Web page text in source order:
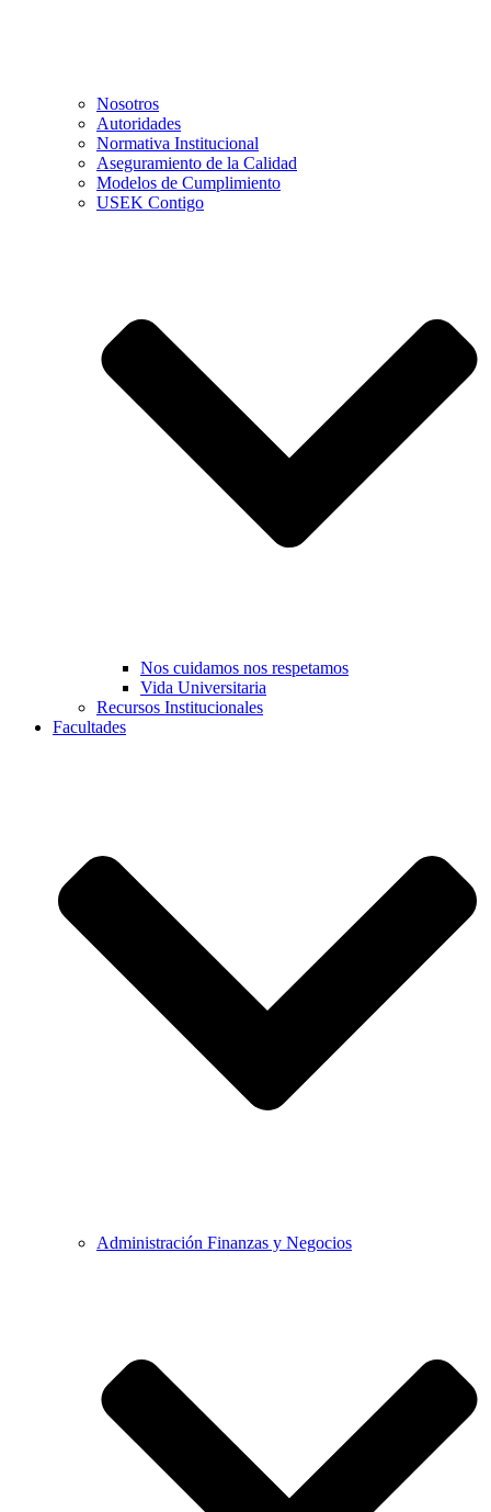
Nosotros
Autoridades
Normativa Institucional
Aseguramiento de la Calidad
Modelos de Cumplimiento
USEK Contigo
Nos cuidamos nos respetamos
Vida Universitaria
Recursos Institucionales
Facultades
Administración Finanzas y Negocios